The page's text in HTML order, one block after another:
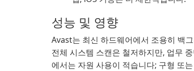
성능 및 영향
Avast는 최신 하드웨어에서 조용히 백
전체 시스템 스캔은 철저하지만, 업무
에서는 자원 사용이 적습니다; 구형 또